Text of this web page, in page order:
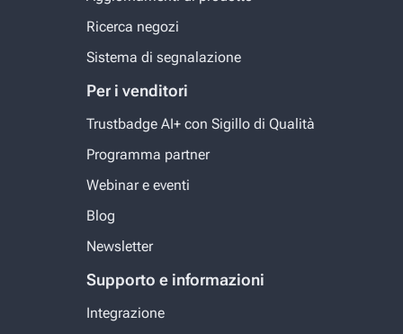
Ricerca negozi
Sistema di segnalazione
Per i venditori
Trustbadge AI+ con Sigillo di Qualità
Programma partner
Webinar e eventi
Blog
Newsletter
Supporto e informazioni
Integrazione